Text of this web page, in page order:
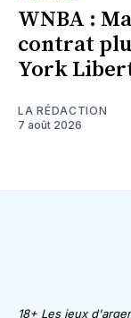
WNBA :
contrat
York
LA RÉDACTION
7 août 2026
18+ Les jeux